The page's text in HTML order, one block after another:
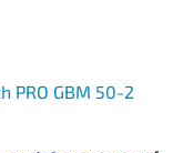
PRO GBM 50-2